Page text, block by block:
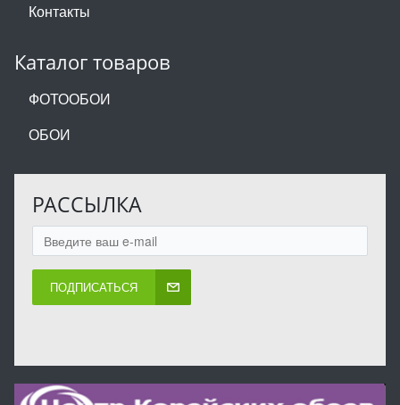
Контакты
Каталог товаров
ФОТООБОИ
ОБОИ
РАССЫЛКА
ПОДПИСАТЬСЯ